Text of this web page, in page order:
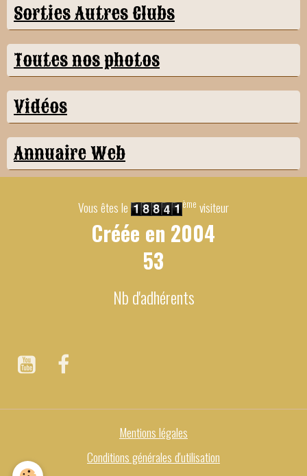
Sorties Autres Clubs
Toutes nos photos
Vidéos
Annuaire Web
Vous êtes le ème visiteur
Créée en 2004
53
Nb d'adhérents
Mentions légales
Conditions générales d'utilisation